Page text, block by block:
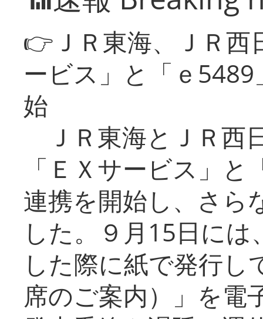
👉ＪＲ東海、ＪＲ
ービス」と「ｅ
始
ＪＲ東海とＪＲ西
「ＥＸサービス」
連携を開始し、さら
した。９月15日に
した際に紙で発行し
席のご案内）」を電